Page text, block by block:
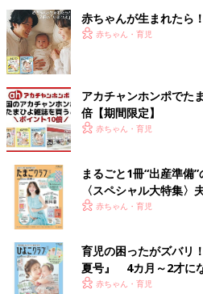
赤ちゃんが生まれたら
赤ちゃん・育児
アカチャンホンポでた
倍【期間限定】
赤ちゃん・育児
まるごと1冊“出産準備
〈スペシャル大特集
赤ちゃん・育児
育児の困ったがズバリ
夏号』 4カ月～2才に
いっぱい！
赤ちゃん・育児